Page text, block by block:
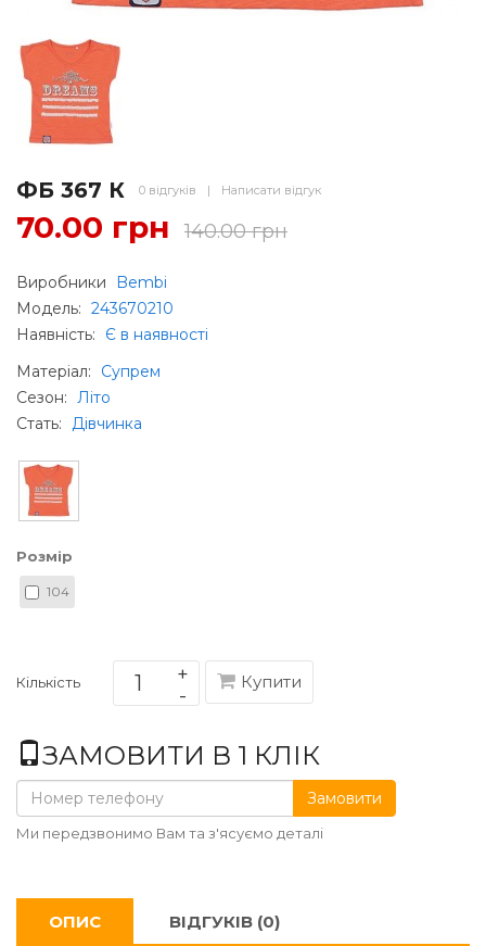
ФБ 367 К 0 відгуків | Написати відгук
70.00 грн 140.00 грн
Виробники
Bembi
Модель: 243670210
Наявність:
Є в наявності
Матеріал:
Супрем
Сезон: Літо
Стать: Дівчинка
Розмір
104
Кількість Купити
ЗАМОВИТИ В 1 КЛІК
Замовити
Ми передзвонимо Вам та з'ясуємо деталі
ОПИС ВІДГУКІВ (0)